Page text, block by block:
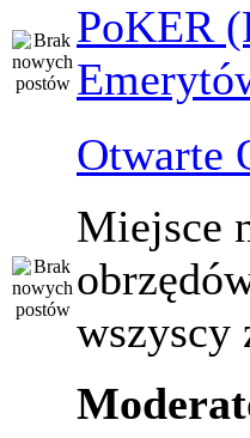
PoKER
Otwarte
Miejsce
wszyscy